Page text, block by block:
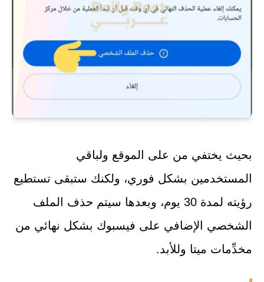
بحيث يختفي من على الموقع ولباقي
المستخدمين بشكل فوري، ولكنك ستبقى تستطيع
رؤيته لمدة 30 يوم، وبعدها سيتم حذف الملف
الشخصي الإضافي على فيسبوك بشكل نهائي من
مخدِّمات ميتا وللأبد.